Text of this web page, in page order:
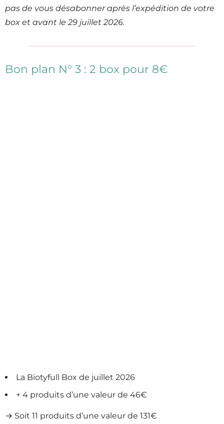
pas de vous désabonner après l’expédition de votre
box et avant le 29 juillet 2026.
Bon plan N° 3 : 2 box pour 8€
La Biotyfull Box de juillet 2026
+ 4 produits d’une valeur de 46€
→ Soit 11 produits d’une valeur de 131€